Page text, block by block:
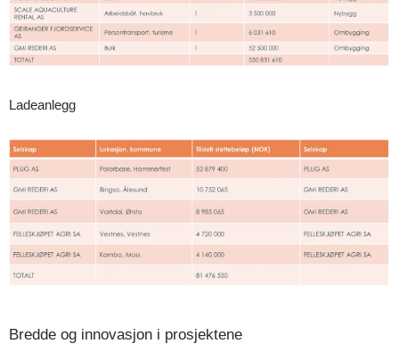
Ladeanlegg
Bredde og innovasjon i prosjektene